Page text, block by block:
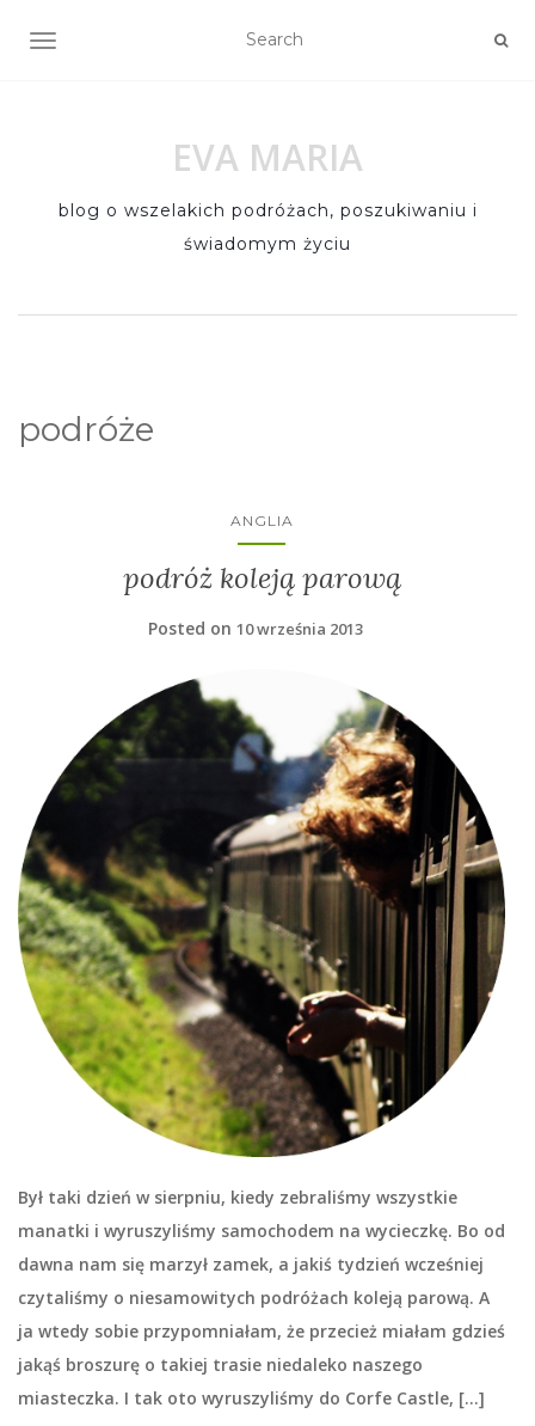
TOGGLE NAVIGATION
EVA MARIA
blog o wszelakich podróżach, poszukiwaniu i
świadomym życiu
podróże
ANGLIA
podróż koleją parową
Posted on 10 września 2013
Był taki dzień w sierpniu, kiedy zebraliśmy wszystkie
manatki i wyruszyliśmy samochodem na wycieczkę. Bo od
dawna nam się marzył zamek, a jakiś tydzień wcześniej
czytaliśmy o niesamowitych podróżach koleją parową. A
ja wtedy sobie przypomniałam, że przecież miałam gdzieś
jakąś broszurę o takiej trasie niedaleko naszego
miasteczka. I tak oto wyruszyliśmy do Corfe Castle, […]